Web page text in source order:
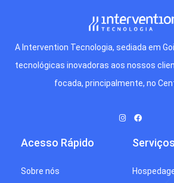
A Intervention Tecnologia, sediada em
tecnológicas inovadoras aos nossos
focada, principalmente, no
Acesso Rápido
Sobre nós
Serviços